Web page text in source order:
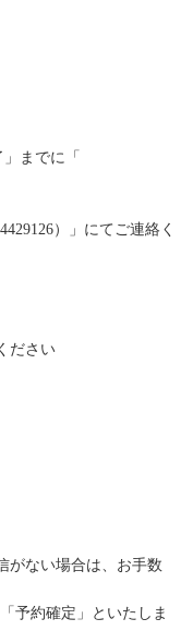
までに「
）」にてご連絡く
ださい
がない場合は、お手数
予約確定」といたしま